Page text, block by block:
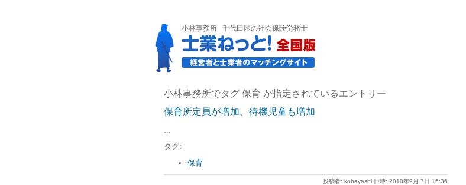
小林事務所 千代田区の社会保険労務士
小林事務所でタグ 保育 が指定されているエントリー
保育所定員が増加、待機児童も増加
...
タグ:
保育
投稿者: kobayashi 日時: 2010年9月 7日 16:36